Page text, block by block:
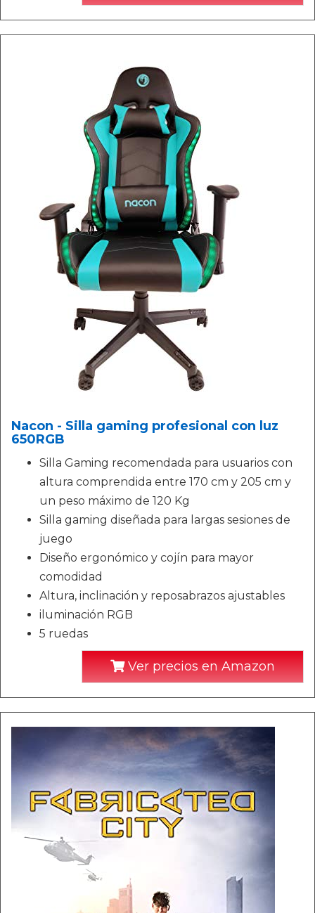
Nacon - Silla gaming profesional con luz
650RGB
Silla Gaming recomendada para usuarios con
altura comprendida entre 170 cm y 205 cm y
un peso máximo de 120 Kg
Silla gaming diseñada para largas sesiones de
juego
Diseño ergonómico y cojín para mayor
comodidad
Altura, inclinación y reposabrazos ajustables
iluminación RGB
5 ruedas
Ver precios en Amazon